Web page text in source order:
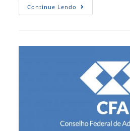
Continue Lendo CFA-
Gesae
Excelência
Do
Pacto
Global